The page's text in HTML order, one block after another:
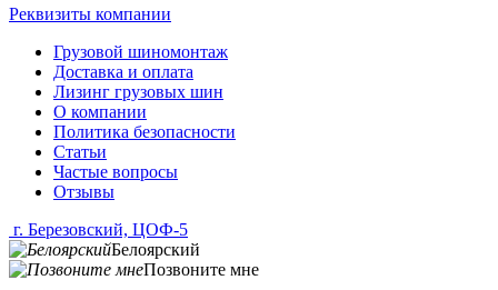
Реквизиты компании
Грузовой шиномонтаж
Доставка и оплата
Лизинг грузовых шин
О компании
Политика безопасности
Статьи
Частые вопросы
Отзывы
г. Березовский, ЦОФ-5
Белоярский
Позвоните мне